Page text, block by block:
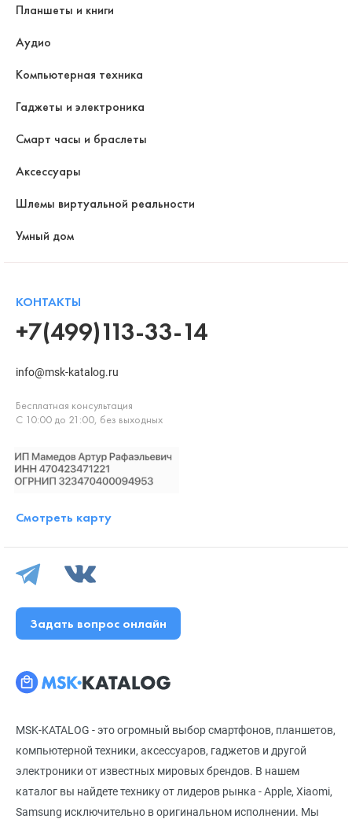
MSK-KATALOG - это огромный выбор смартфонов, планшетов,
компьютерной техники, аксессуаров, гаджетов и другой
электроники от известных мировых брендов. В нашем
каталог вы найдете технику от лидеров рынка - Apple, Xiaomi,
Samsung исключительно в оригинальном исполнении. Мы
Планшеты и книги
Аудио
Компьютерная техника
Гаджеты и электроника
Смарт часы и браслеты
Аксессуары
Шлемы виртуальной реальности
Умный дом
КОНТАКТЫ
+7(499)113-33-14
info@msk-katalog.ru
Бесплатная консультация
С 10:00 до 21:00, без выходных
Смотреть карту
Задать вопрос онлайн